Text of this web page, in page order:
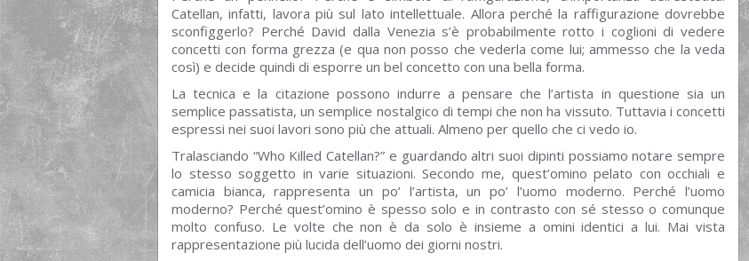
Catellan, infatti, lavora più sul lato intellettuale. Allora perché la raffigurazione dovrebbe
sconfiggerlo? Perché David dalla Venezia s’è probabilmente rotto i coglioni di vedere
concetti con forma grezza (e qua non posso che vederla come lui; ammesso che la veda
così) e decide quindi di esporre un bel concetto con una bella forma.
La tecnica e la citazione possono indurre a pensare che l’artista in questione sia un
semplice passatista, un semplice nostalgico di tempi che non ha vissuto. Tuttavia i concetti
espressi nei suoi lavori sono più che attuali. Almeno per quello che ci vedo io.
Tralasciando “Who Killed Catellan?” e guardando altri suoi dipinti possiamo notare sempre
lo stesso soggetto in varie situazioni. Secondo me, quest’omino pelato con occhiali e
camicia bianca, rappresenta un po’ l’artista, un po’ l’uomo moderno. Perché l’uomo
moderno? Perché quest’omino è spesso solo e in contrasto con sé stesso o comunque
molto confuso. Le volte che non è da solo è insieme a omini identici a lui. Mai vista
rappresentazione più lucida dell’uomo dei giorni nostri.